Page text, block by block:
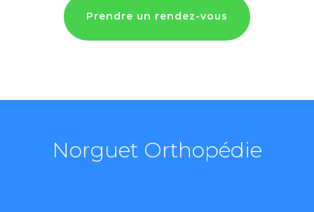
Prendre un rendez-vous
Norguet Orthopédie